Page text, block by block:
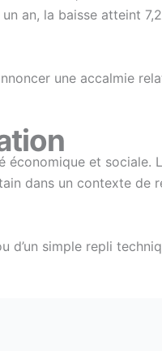
an, la baisse atteint
une accalmie
économique et sociale.
dans un contexte de
d’un simple repli